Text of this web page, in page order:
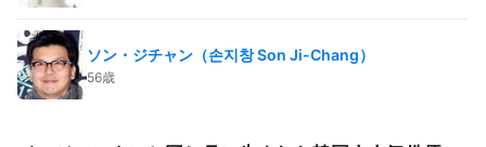
ソン・ジチャン（손지창 Son Ji-Chang）
56歳